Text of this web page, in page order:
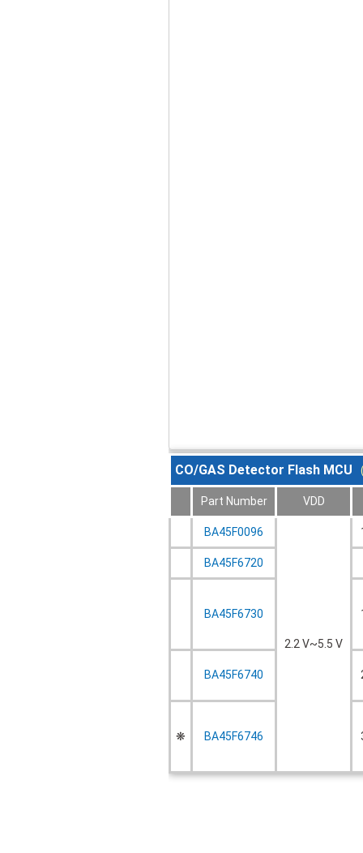
CO/GAS Detector Flash MCU
Part Number VDD
BA45F0096
2.2 V~5.5 V
BA45F6720
BA45F6730
BA45F6740
❋ BA45F6746